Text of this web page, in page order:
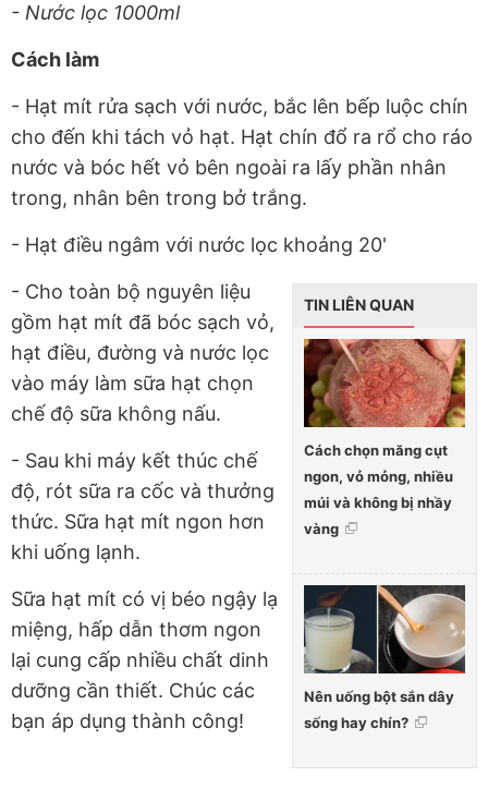
- Nước lọc 1000ml
Cách làm
- Hạt mít rửa sạch với nước, bắc lên bếp luộc chín
cho đến khi tách vỏ hạt. Hạt chín đổ ra rổ cho ráo
nước và bóc hết vỏ bên ngoài ra lấy phần nhân
trong, nhân bên trong bở trắng.
- Hạt điều ngâm với nước lọc khoảng 20'
TIN LIÊN QUAN
Cách chọn măng cụt
ngon, vỏ mỏng, nhiều
múi và không bị nhầy
vàng
Nên uống bột sắn dây
sống hay chín?
- Cho toàn bộ nguyên liệu
gồm hạt mít đã bóc sạch vỏ,
hạt điều, đường và nước lọc
vào máy làm sữa hạt chọn
chế độ sữa không nấu.
- Sau khi máy kết thúc chế
độ, rót sữa ra cốc và thưởng
thức. Sữa hạt mít ngon hơn
khi uống lạnh.
Sữa hạt mít có vị béo ngậy lạ
miệng, hấp dẫn thơm ngon
lại cung cấp nhiều chất dinh
dưỡng cần thiết. Chúc các
bạn áp dụng thành công!